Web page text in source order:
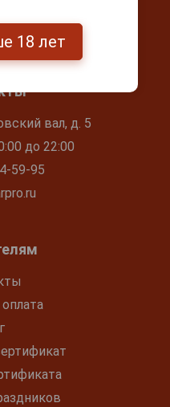
вал, д. 5
до 22:00
59-95
18 лет